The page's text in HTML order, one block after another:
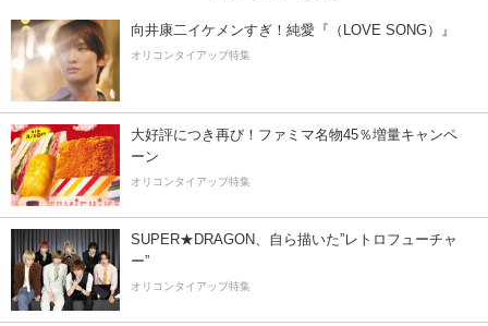
向井康二イケメンすぎ！純愛『（LOVE SONG）』
オリコンタイアップ特集
大好評につき再び！ファミマ名物45％増量キャンペ
ーン
オリコンタイアップ特集
SUPER★DRAGON、自ら描いた”レトロフューチャ
ー”
オリコンタイアップ特集